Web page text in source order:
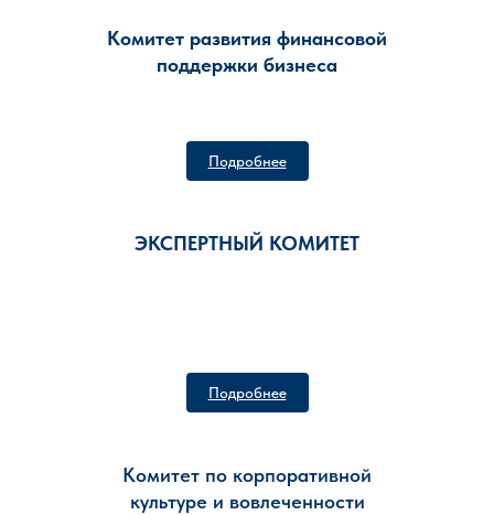
Комитет развития финансовой
поддержки бизнеса
Подробнее
ЭКСПЕРТНЫЙ КОМИТЕТ
Подробнее
Комитет по корпоративной
культуре и вовлеченности